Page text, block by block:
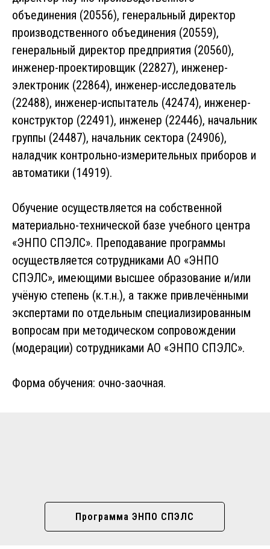
объединения (20556), генеральный директор
производственного объединения (20559),
генеральный директор предприятия (20560),
инженер-проектировщик (22827), инженер-
электроник (22864), инженер-исследователь
(22488), инженер-испытатель (42474), инженер-
конструктор (22491), инженер (22446), начальник
группы (24487), начальник сектора (24906),
наладчик контрольно-измерительных приборов и
автоматики (14919).
Обучение осуществляется на собственной
материально-технической базе учебного центра
«ЭНПО СПЭЛС». Преподавание программы
осуществляется сотрудниками АО «ЭНПО
СПЭЛС», имеющими высшее образование и/или
учёную степень (к.т.н.), а также привлечёнными
экспертами по отдельным специализированным
вопросам при методическом сопровождении
(модерации) сотрудниками АО «ЭНПО СПЭЛС».
Форма обучения: очно-заочная.
Программа ЭНПО СПЭЛС